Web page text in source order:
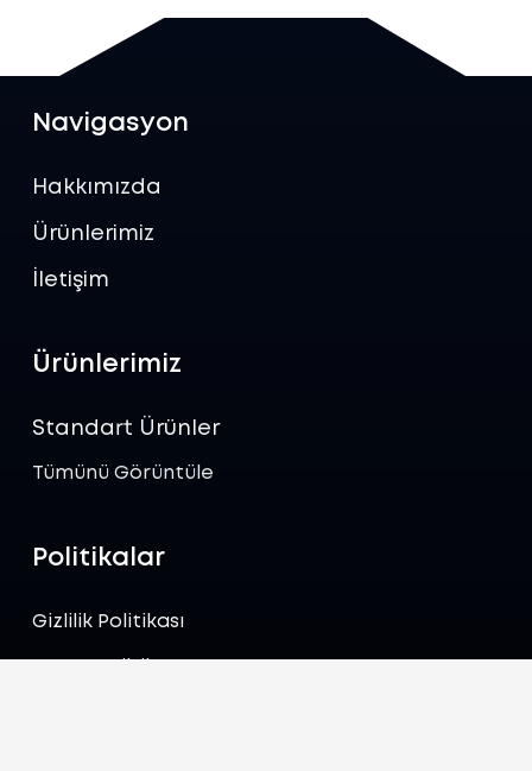
Navigasyon
Hakkımızda
Ürünlerimiz
İletişim
Ürünlerimiz
Standart Ürünler
Tümünü Görüntüle
Politikalar
Gizlilik Politikası